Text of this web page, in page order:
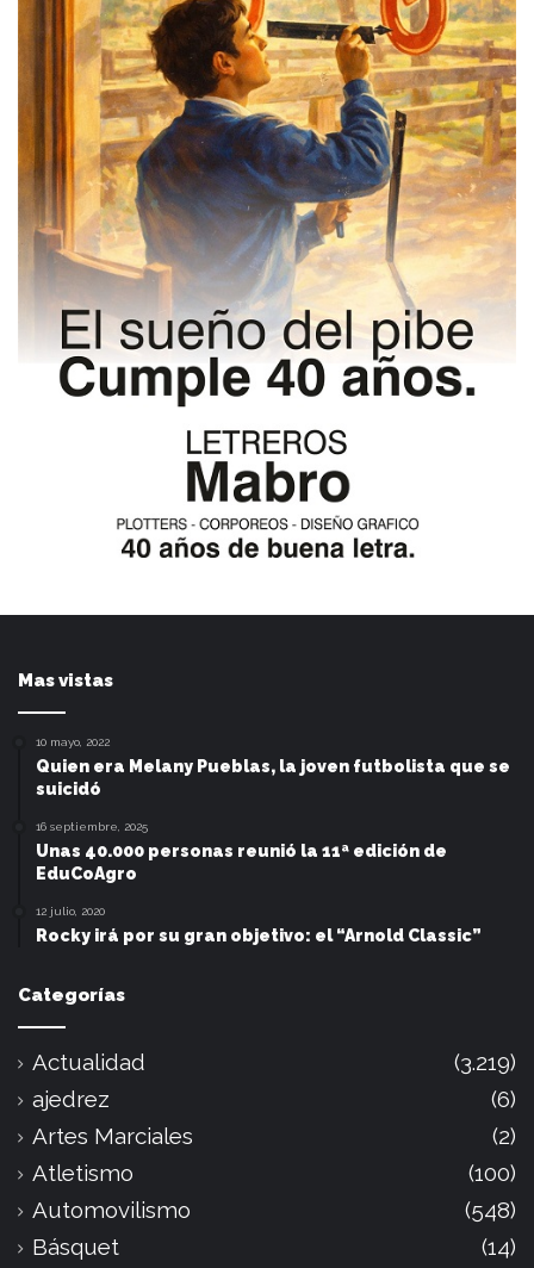
Mas vistas
10 mayo, 2022
Quien era Melany Pueblas, la joven futbolista que se
suicidó
16 septiembre, 2025
Unas 40.000 personas reunió la 11ª edición de
EduCoAgro
12 julio, 2020
Rocky irá por su gran objetivo: el “Arnold Classic”
Categorías
Actualidad
(3.219)
ajedrez
(6)
Artes Marciales
(2)
Atletismo
(100)
Automovilismo
(548)
Básquet
(14)